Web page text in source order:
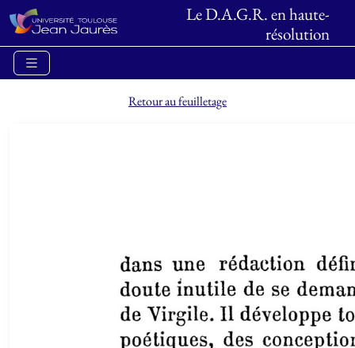
Le D.A.G.R. en haute-
résolution
Retour au feuilletage